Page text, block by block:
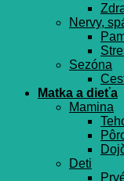
Nervy,
Sezóna
Matka a dieťa
Mamina
Deti